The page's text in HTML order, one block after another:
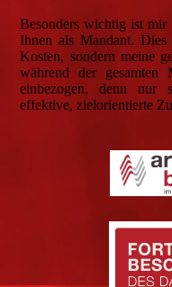
Besonders wichtig ist mir
Ihnen als Mandant.
Kosten, sondern meine
während der gesamten
einbezogen, denn nur
effektive, zielorientierte